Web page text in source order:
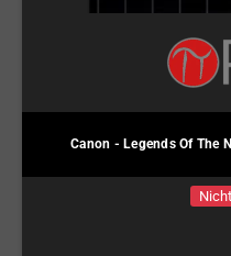
Canon - Legends Of The